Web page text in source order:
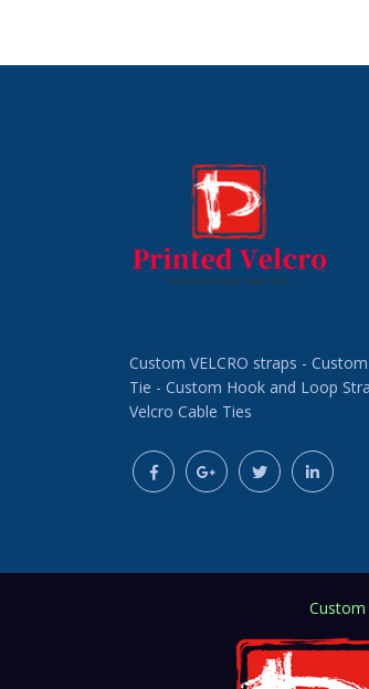
Custom VELCRO straps -
Tie - Custom Hook and Loop
Velcro Cable Ties
Custom